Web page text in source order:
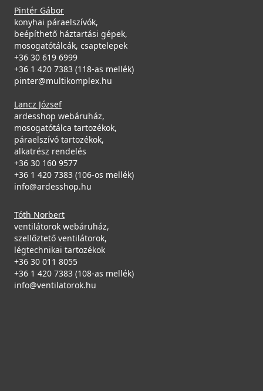
Pintér Gábor
konyhai páraelszívók,
beépíthető háztartási gépek,
mosogatótálcák, csaptelepek
+36 30 619 6999
+36 1 420 7383 (118-as mellék)
pinter@multikomplex.hu
Lancz József
ardesshop webáruház,
mosogatótálca tartozékok,
páraelszívó tartozékok,
alkatrész rendelés
+36 30 160 9577
+36 1 420 7383 (106-os mellék)
info@ardesshop.hu
Tóth Norbert
ventilátorok webáruház,
szellőztető ventilátorok,
légtechnikai tartozékok
+36 30 011 8055
+36 1 420 7383 (108-as mellék)
info@ventilatorok.hu